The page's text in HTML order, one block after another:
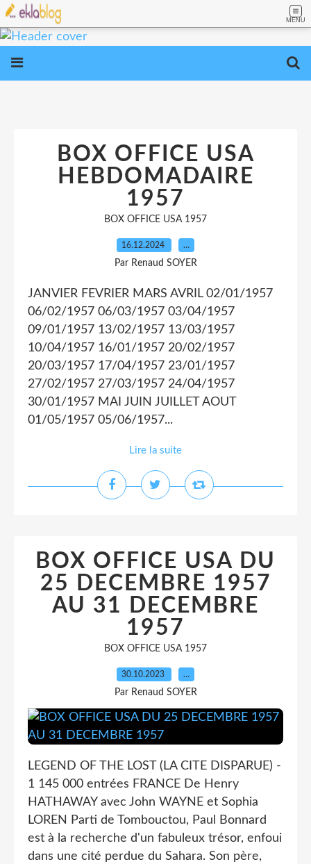
MENU
BOX OFFICE USA
HEBDOMADAIRE
1957
BOX OFFICE USA 1957
16.12.2024 …
Par Renaud SOYER
JANVIER FEVRIER MARS AVRIL 02/01/1957
06/02/1957 06/03/1957 03/04/1957
09/01/1957 13/02/1957 13/03/1957
10/04/1957 16/01/1957 20/02/1957
20/03/1957 17/04/1957 23/01/1957
27/02/1957 27/03/1957 24/04/1957
30/01/1957 MAI JUIN JUILLET AOUT
01/05/1957 05/06/1957...
Lire la suite
BOX OFFICE USA DU
25 DECEMBRE 1957
AU 31 DECEMBRE
1957
BOX OFFICE USA 1957
30.10.2023 …
Par Renaud SOYER
LEGEND OF THE LOST (LA CITE DISPARUE) -
1 145 000 entrées FRANCE De Henry
HATHAWAY avec John WAYNE et Sophia
LOREN Parti de Tombouctou, Paul Bonnard
est à la recherche d'un fabuleux trésor, enfoui
dans une cité perdue du Sahara. Son père,